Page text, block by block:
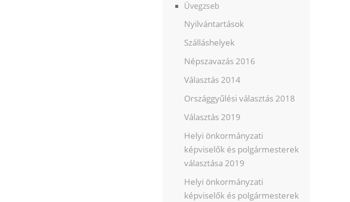
Üvegzseb
Nyilvántartások
Szálláshelyek
Népszavazás 2016
Választás 2014
Országgyűlési választás 2018
Választás 2019
Helyi önkormányzati
képviselők és polgármesterek
választása 2019
Helyi önkormányzati
képviselők és polgármesterek